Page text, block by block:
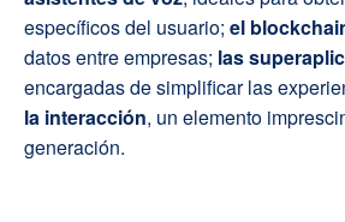
específicos del usuario; el
datos entre empresas; las
encargadas de simplificar las
la interacción, un elemento
generación.